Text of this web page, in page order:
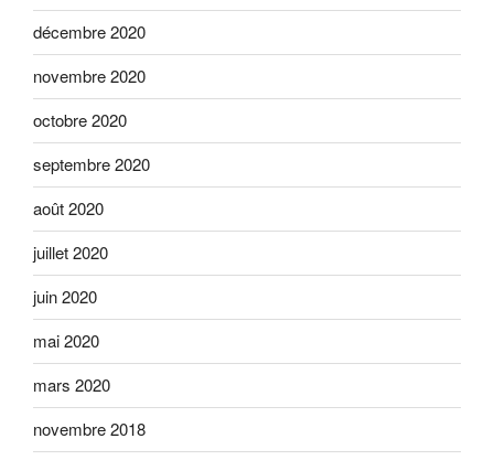
décembre 2020
novembre 2020
octobre 2020
septembre 2020
août 2020
juillet 2020
juin 2020
mai 2020
mars 2020
novembre 2018